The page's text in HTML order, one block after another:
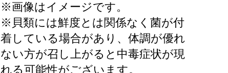
※画像はイメージです。
※貝類には鮮度とは関係なく菌が付
着している場合があり、体調が優れ
ない方が召し上がると中毒症状が現
れる可能性がございます。